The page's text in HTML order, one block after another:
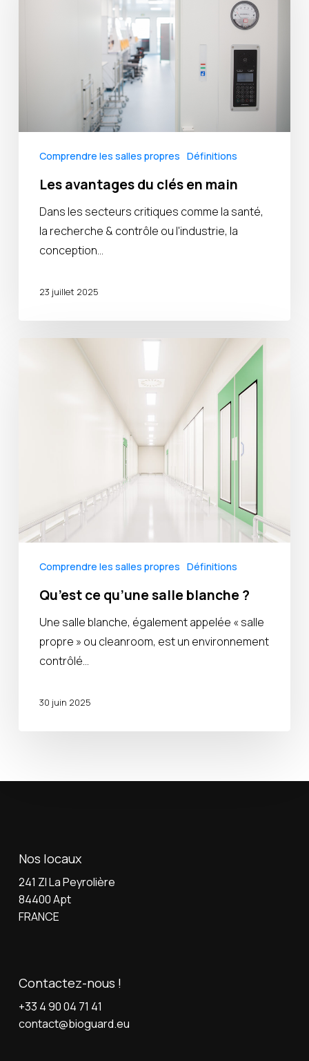
Comprendre les salles propres Définitions
Les avantages du clés en main
Dans les secteurs critiques comme la santé,
la recherche & contrôle ou l'industrie, la
conception…
23 juillet 2025
Comprendre les salles propres Définitions
Qu’est ce qu’une salle blanche ?
Une salle blanche, également appelée « salle
propre » ou cleanroom, est un environnement
contrôlé…
30 juin 2025
Nos locaux
241 ZI La Peyrolière
84400 Apt
FRANCE
Contactez-nous !
+33 4 90 04 71 41
contact@bioguard.eu